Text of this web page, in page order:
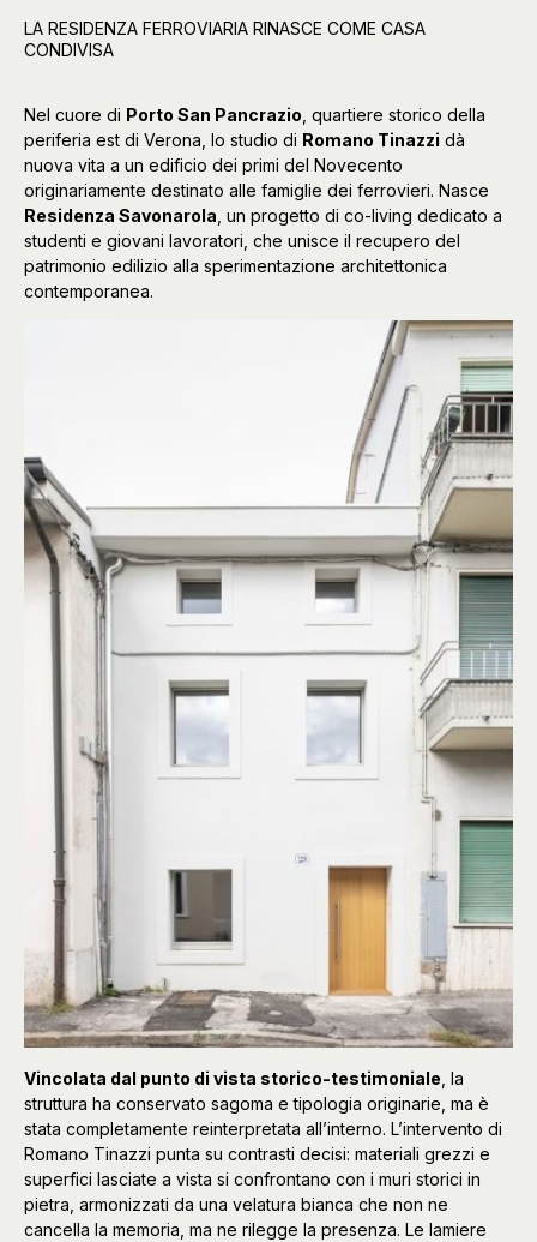
LA RESIDENZA FERROVIARIA RINASCE COME CASA
CONDIVISA
Nel cuore di Porto San Pancrazio , quartiere storico della
periferia est di Verona, lo studio di Romano Tinazzi dà
nuova vita a un edificio dei primi del Novecento
originariamente destinato alle famiglie dei ferrovieri. Nasce
Residenza Savonarola , un progetto di co-living dedicato a
studenti e giovani lavoratori, che unisce il recupero del
patrimonio edilizio alla sperimentazione architettonica
contemporanea.
Vincolata dal punto di vista storico-testimoniale , la
struttura ha conservato sagoma e tipologia originarie, ma è
stata completamente reinterpretata all’interno. L’intervento di
Romano Tinazzi punta su contrasti decisi: materiali grezzi e
superfici lasciate a vista si confrontano con i muri storici in
pietra, armonizzati da una velatura bianca che non ne
cancella la memoria, ma ne rilegge la presenza. Le lamiere